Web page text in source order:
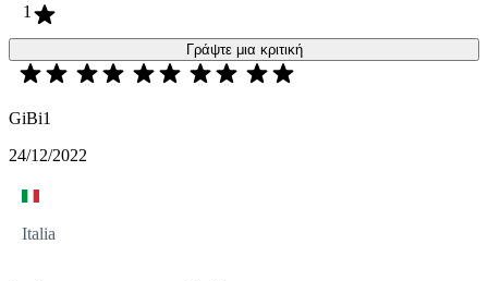
1
Γράψτε μια κριτική
GiBi1
24/12/2022
Italia